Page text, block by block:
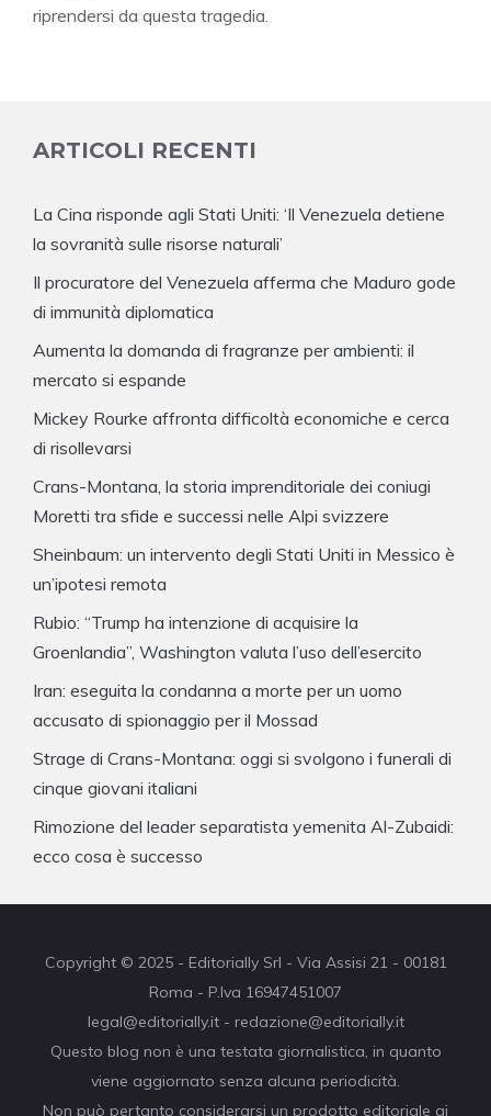
riprendersi da questa tragedia.
ARTICOLI RECENTI
La Cina risponde agli Stati Uniti: ‘Il Venezuela detiene
la sovranità sulle risorse naturali’
Il procuratore del Venezuela afferma che Maduro gode
di immunità diplomatica
Aumenta la domanda di fragranze per ambienti: il
mercato si espande
Mickey Rourke affronta difficoltà economiche e cerca
di risollevarsi
Crans-Montana, la storia imprenditoriale dei coniugi
Moretti tra sfide e successi nelle Alpi svizzere
Sheinbaum: un intervento degli Stati Uniti in Messico è
un’ipotesi remota
Rubio: “Trump ha intenzione di acquisire la
Groenlandia”, Washington valuta l’uso dell’esercito
Iran: eseguita la condanna a morte per un uomo
accusato di spionaggio per il Mossad
Strage di Crans-Montana: oggi si svolgono i funerali di
cinque giovani italiani
Rimozione del leader separatista yemenita Al-Zubaidi:
ecco cosa è successo
Copyright © 2025 - Editorially Srl - Via Assisi 21 - 00181
Roma - P.Iva 16947451007
legal@editorially.it - redazione@editorially.it
Questo blog non è una testata giornalistica, in quanto
viene aggiornato senza alcuna periodicità.
Non può pertanto considerarsi un prodotto editoriale ai